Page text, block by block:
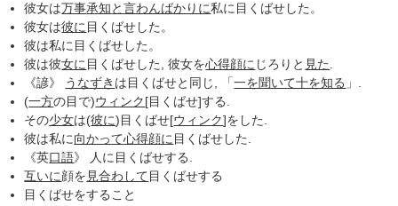
彼女は万事承知と言わんばかりに私に目くばせした。
彼女は彼に 目くばせした。
彼は私に目くばせした。
彼は彼女に 目くばせした, 彼女を心得顔に じろりと 見た
《諺》
うなずき は目くばせと同じ, 「一を聞いて十を知る 」.
(一方の目で)ウィンク[目くばせ]する.
その少女は(彼に)目くばせ[ウィンク]をした.
彼は私に向かって心得顔に 目くばせした.
《英口語》 人に目くばせする.
互いに顔を 見合わして目くばせする
目くばせをすること